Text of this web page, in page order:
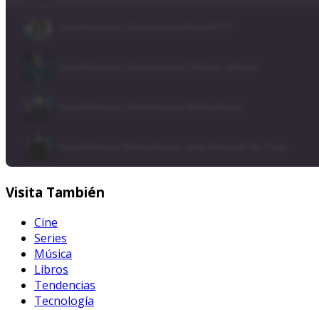
Visita También
Cine
Series
Música
Libros
Tendencias
Tecnología